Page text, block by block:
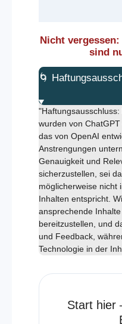
Nicht
sind
🌀
wurden von
das von OpenAI
Anstrengungen
Genauigkeit und
sicherzustellen, sei
möglicherweise nicht
Inhalten entspricht.
ansprechende
bereitzustellen, und
und Feedback,
Technologie in der
Start hier